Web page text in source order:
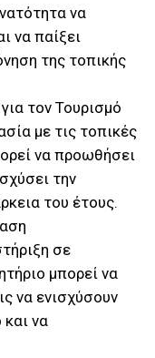
να
να παίξει
της τοπικής
τον Τουρισμό
με τις τοπικές
να προωθήσει
την
του έτους.
σε
μπορεί να
να ενισχύσουν
να